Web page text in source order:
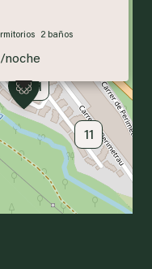
41
11
2baños
/noche